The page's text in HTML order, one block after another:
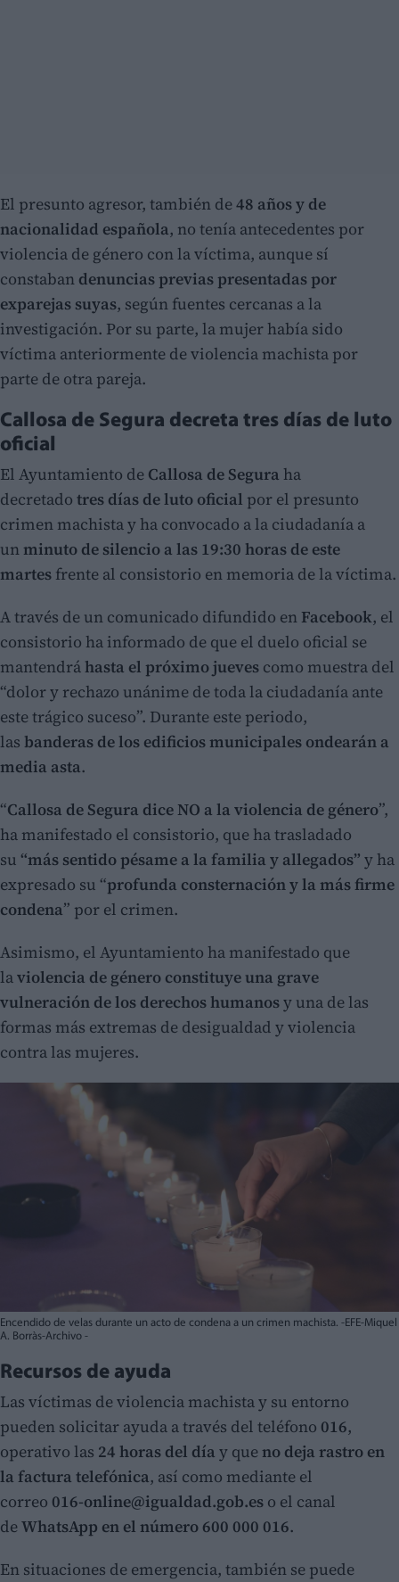
El presunto agresor, también de48 años y de
nacionalidad española, no tenía antecedentes por
violencia de género con la víctima, aunque sí
constaban denuncias previas presentadas por
exparejas suyas, según fuentes cercanas a la
investigación. Por su parte, la mujer había sido
víctima anteriormente de violencia machista por
parte de otra pareja.
Callosa de Segura decreta tres días de luto
oficial
El Ayuntamiento de Callosa de Segura ha
decretado tres días de luto oficial por el presunto
crimen machista y ha convocado a la ciudadanía a
unminuto de silencio a las 19:30 horas de este
martes frente al consistorio en memoria de la víctima.
A través de un comunicado difundido en Facebook, el
consistorio ha informado de que el duelo oficial se
mantendráhasta el próximo jueves como muestra del
“dolor y rechazo unánime de toda la ciudadanía ante
este trágico suceso”. Durante este periodo,
las banderas de los edificios municipales ondearán a
media asta.
“Callosa de Segura dice NO a la violencia de género”,
ha manifestado el consistorio, que ha trasladado
su “más sentido pésame a la familia y allegados” y ha
expresado su “profunda consternación y la más firme
condena” por el crimen.
Asimismo, el Ayuntamiento ha manifestado que
laviolencia de género constituye una grave
vulneración de los derechos humanosy una de las
formas más extremas de desigualdad y violencia
contra las mujeres.
Encendido de velas durante un acto de condena a un crimen machista. -EFE-Miquel
A. Borràs-Archivo -
Recursos de ayuda
Las víctimas de violencia machista y su entorno
pueden solicitar ayuda a través del teléfono 016,
operativo las 24 horas del día y queno deja rastro en
la factura telefónica, así como mediante el
correo 016-online@igualdad.gob.es o el canal
deWhatsApp en el número 600 000 016.
En situaciones de emergencia, también se puede